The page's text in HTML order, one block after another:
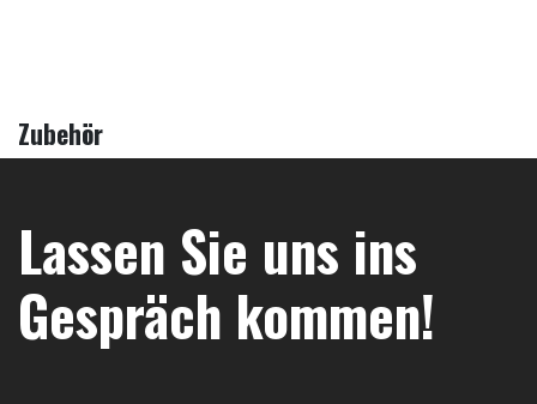
Zubehör
Lassen Sie uns ins
Gespräch kommen!